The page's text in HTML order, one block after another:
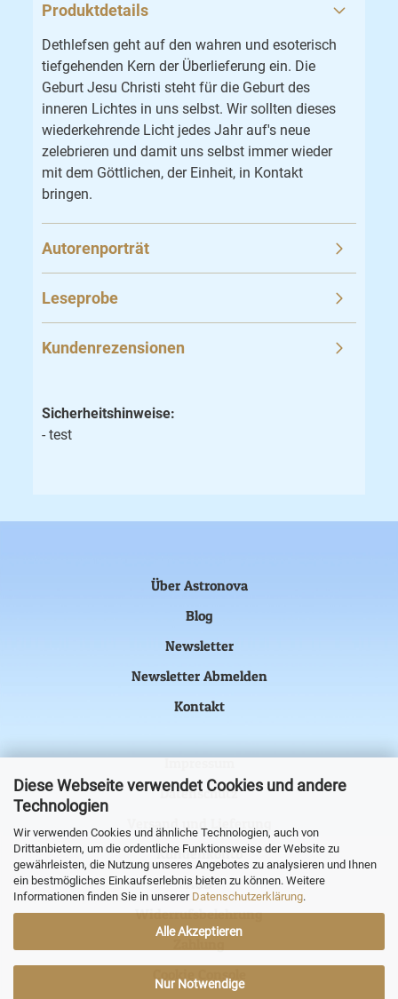
Diese Webseite verwendet Cookies und andere
Technologien
Wir verwenden Cookies und ähnliche Technologien, auch von
Drittanbietern, um die ordentliche Funktionsweise der Website zu
gewährleisten, die Nutzung unseres Angebotes zu analysieren und Ihnen
ein bestmögliches Einkaufserlebnis bieten zu können. Weitere
Informationen finden Sie in unserer Datenschutzerklärung.
Alle Akzeptieren
Nur Notwendige
Produktdetails
Dethlefsen geht auf den wahren und esoterisch
tiefgehenden Kern der Überlieferung ein. Die
Geburt Jesu Christi steht für die Geburt des
inneren Lichtes in uns selbst. Wir sollten dieses
wiederkehrende Licht jedes Jahr auf's neue
zelebrieren und damit uns selbst immer wieder
mit dem Göttlichen, der Einheit, in Kontakt
bringen.
Autorenporträt
Leseprobe
Kundenrezensionen
Sicherheitshinweise:
- test
Über Astronova
Blog
Newsletter
Newsletter Abmelden
Kontakt
Impressum
Datenschutz
Versand und Lieferung
Kundenkonto
AGB
Widerrufsbelehrung
Zahlung
Cookie Console